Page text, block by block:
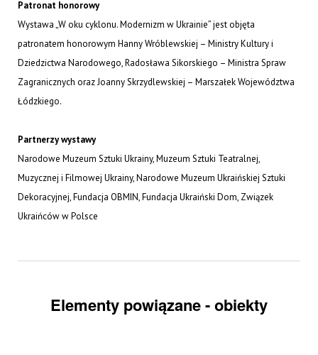
Patronat honorowy
Wystawa „W oku cyklonu. Modernizm w Ukrainie” jest objęta
patronatem honorowym Hanny Wróblewskiej – Ministry Kultury i
Dziedzictwa Narodowego, Radosława Sikorskiego – Ministra Spraw
Zagranicznych oraz Joanny Skrzydlewskiej – Marszałek Województwa
Łódzkiego.
Partnerzy wystawy
Narodowe Muzeum Sztuki Ukrainy, Muzeum Sztuki Teatralnej,
Muzycznej i Filmowej Ukrainy, Narodowe Muzeum Ukraińskiej Sztuki
Dekoracyjnej, Fundacja OBMIN, Fundacja Ukraiński Dom, Związek
Ukraińców w Polsce
Elementy powiązane - obiekty